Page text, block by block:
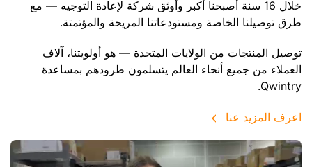
خلال 16 سنة أصبحنا أكبر وأوثق شركة لإعادة التوجيه — مع
طرق توصيلنا الخاصة ومستودعاتنا المريحة والمؤتمتة.
توصيل المنتجات من الولايات المتحدة — هو أولويتنا، آلاف
العملاء من جميع أنحاء العالم يتسلمون طرودهم بمساعدة
Qwintry.
اعرف المزيد عنا